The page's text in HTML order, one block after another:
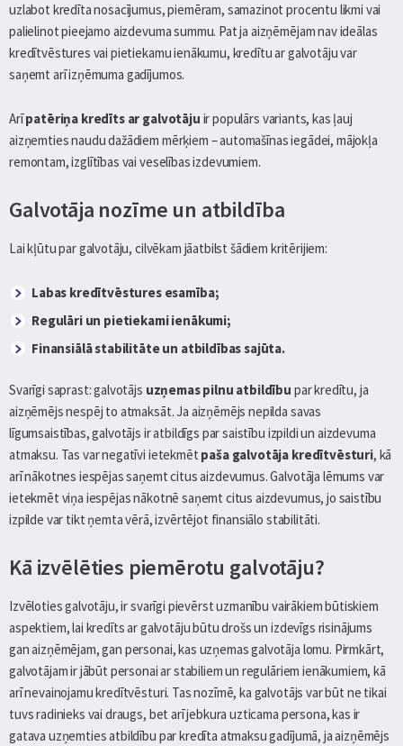
uzlabot kredīta nosacījumus, piemēram, samazinot procentu likmi vai
palielinot pieejamo aizdevuma summu. Pat ja aizņēmējam nav ideālas
kredītvēstures vai pietiekamu ienākumu, kredītu ar galvotāju var
saņemt arī izņēmuma gadījumos.
Arīpatēriņa kredīts ar galvotāju ir populārs variants, kas ļauj
aizņemties naudu dažādiem mērķiem – automašīnas iegādei, mājokļa
remontam, izglītības vai veselības izdevumiem.
Galvotāja nozīme un atbildība
Lai kļūtu par galvotāju, cilvēkam jāatbilst šādiem kritērijiem:
Labas kredītvēstures esamība;
Regulāri un pietiekami ienākumi;
Finansiālā stabilitāte un atbildības sajūta.
Svarīgi saprast: galvotājs uzņemas pilnu atbildību par kredītu, ja
aizņēmējs nespēj to atmaksāt. Ja aizņēmējs nepilda savas
līgumsaistības, galvotājs ir atbildīgs par saistību izpildi un aizdevuma
atmaksu. Tas var negatīvi ietekmēt paša galvotāja kredītvēsturi, kā
arī nākotnes iespējas saņemt citus aizdevumus. Galvotāja lēmums var
ietekmēt viņa iespējas nākotnē saņemt citus aizdevumus, jo saistību
izpilde var tikt ņemta vērā, izvērtējot finansiālo stabilitāti.
Kā izvēlēties piemērotu galvotāju?
Izvēloties galvotāju, ir svarīgi pievērst uzmanību vairākiem būtiskiem
aspektiem, lai kredīts ar galvotāju būtu drošs un izdevīgs risinājums
gan aizņēmējam, gan personai, kas uzņemas galvotāja lomu. Pirmkārt,
galvotājam ir jābūt personai ar stabiliem un regulāriem ienākumiem, kā
arī nevainojamu kredītvēsturi. Tas nozīmē, ka galvotājs var būt ne tikai
tuvs radinieks vai draugs, bet arī jebkura uzticama persona, kas ir
gatava uzņemties atbildību par kredīta atmaksu gadījumā, ja aizņēmējs